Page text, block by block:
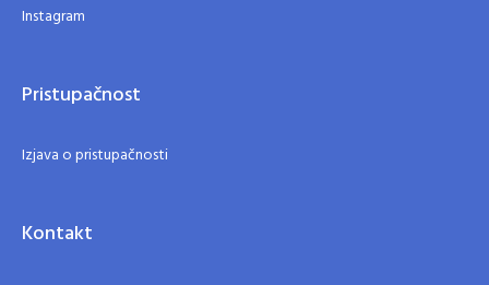
Instagram
Pristupačnost
Izjava o pristupačnosti
Kontakt